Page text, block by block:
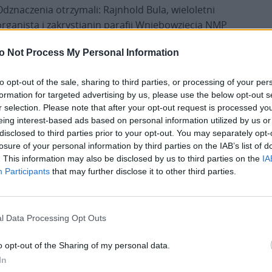
Not Process My Personal Information
opt-out of the sale, sharing to third parties, or processing of your
for targeted advertising by us, please use the below opt-out
selection. Please note that after your opt-out request is processed
interest-based ads based on personal information utilized by us
to third parties prior to your opt-out. You may separately
of your personal information by third parties on the IAB’s list of
This information may also be disclosed by us to third parties on the
Participants that may further disclose it to other third parties.
Data Processing Opt Outs
opt-out of the Sharing of my personal data.
otrzymali: Rajnhold Bula, wieloletni
i zakrystianin parafii Wniebowzięcia NMP
burmistrz Woźnik; Krystyna Duda,
Gliwicach-Sośnicy i liderka Wspólnoty Św.
Teresa i Paweł Fiola, zaangażowani w
parafii św. Michała Archanioła w Gliwicach
Kurii Diecezjalnej; Bernard Klinik, inżynier
wspierający prace przy obiektach
i zabytkowych.
i współtwórczyni środowisk nauczycieli
odbudowy, renowacji i utrzymania Zespołu
od kilkudziesięciu lat związana z
i archiwalnej; Barbara Sobocik, wieloletnia
Trzensiok, katechetka, doradczyni